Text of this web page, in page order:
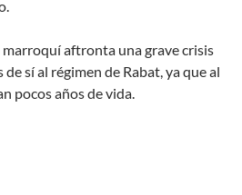
marroquí aftronta una grave crisis
sí al régimen de Rabat, ya que al
pocos años de vida.